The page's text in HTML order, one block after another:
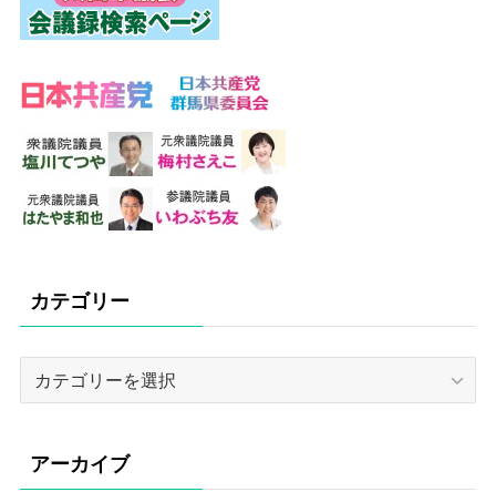
カテゴリー
リ
ー
アーカイブ